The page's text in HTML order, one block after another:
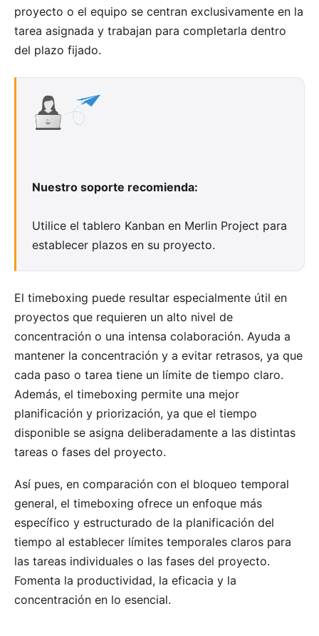
proyecto o el equipo se centran exclusivamente en la
tarea asignada y trabajan para completarla dentro
del plazo fijado.
Nuestro soporte recomienda:
Utilice el tablero Kanban en Merlin Project para
establecer plazos en su proyecto.
El timeboxing puede resultar especialmente útil en
proyectos que requieren un alto nivel de
concentración o una intensa colaboración. Ayuda a
mantener la concentración y a evitar retrasos, ya que
cada paso o tarea tiene un límite de tiempo claro.
Además, el timeboxing permite una mejor
planificación y priorización, ya que el tiempo
disponible se asigna deliberadamente a las distintas
tareas o fases del proyecto.
Así pues, en comparación con el bloqueo temporal
general, el timeboxing ofrece un enfoque más
específico y estructurado de la planificación del
tiempo al establecer límites temporales claros para
las tareas individuales o las fases del proyecto.
Fomenta la productividad, la eficacia y la
concentración en lo esencial.